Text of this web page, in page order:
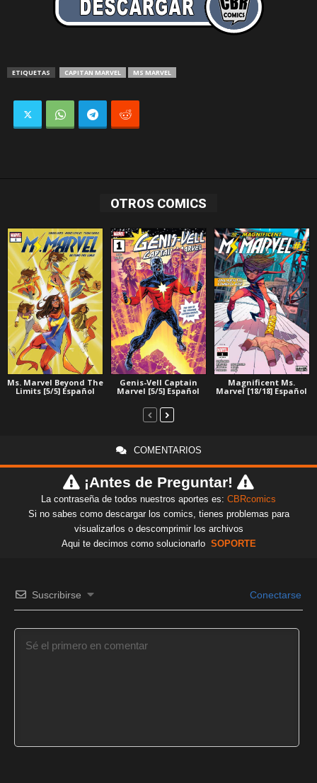
ETIQUETAS CAPITAN MARVEL MS MARVEL
OTROS COMICS
Ms. Marvel Beyond The
Limits [5/5] Español
Genis-Vell Captain
Marvel [5/5] Español
Magnificent Ms.
Marvel [18/18] Español
COMENTARIOS
¡Antes de Preguntar!
La contraseña de todos nuestros aportes es: CBRcomics
Si no sabes como descargar los comics, tienes problemas para
visualizarlos o descomprimir los archivos
Aqui te decimos como solucionarlo SOPORTE
Suscribirse Conectarse